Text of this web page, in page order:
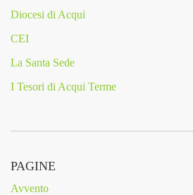
Diocesi di Acqui
CEI
La Santa Sede
I Tesori di Acqui Terme
PAGINE
Avvento